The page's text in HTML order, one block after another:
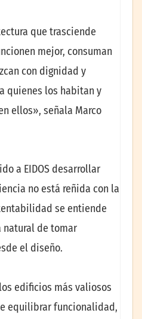
que trasciende
mejor, consuman
con dignidad y
quienes los habitan y
ellos», señala Marco
a EIDOS desarrollar
no está reñida con la
se entiende
natural de tomar
el diseño.
edificios más valiosos
equilibrar funcionalidad,